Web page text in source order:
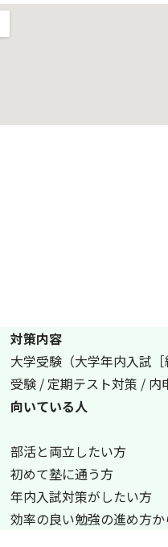
対策内容
大学受験（大学年内入試
受験 / 定期テスト対策 / 内
向いている人
部活と両立したい方
初めて塾に通う方
年内入試対策がしたい方
効率の良い勉強の進め方